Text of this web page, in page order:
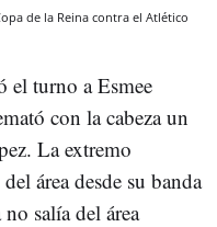
de la Reina contra el Atlético
el turno a Esmee
con la cabeza un
La extremo
área desde su banda
salía del área